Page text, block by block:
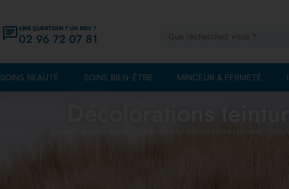
UNE QUESTION ? UN RDV ?
02 96 72 07 81
SOINS BEAUTÉ SOINS BIEN-ÊTRE MINCEUR & FERMETÉ
Décolorations
/ Décolorations teintures /